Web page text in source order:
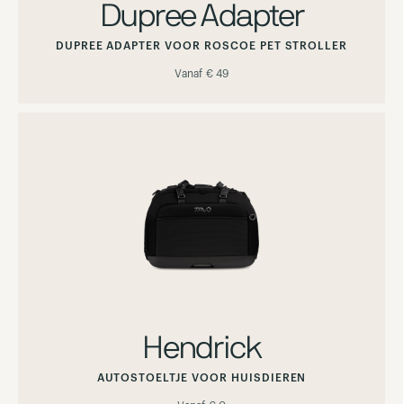
Dupree Adapter
DUPREE ADAPTER VOOR ROSCOE PET STROLLER
Vanaf € 49
Hendrick
AUTOSTOELTJE VOOR HUISDIEREN